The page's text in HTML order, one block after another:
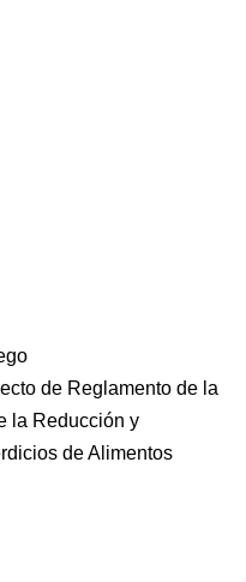
de Reglamento de la
la Reducción y
de Alimentos